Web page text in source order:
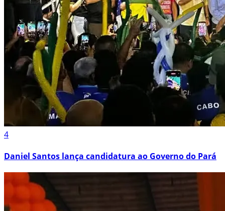
4
Daniel Santos lança candidatura ao Governo do Pará